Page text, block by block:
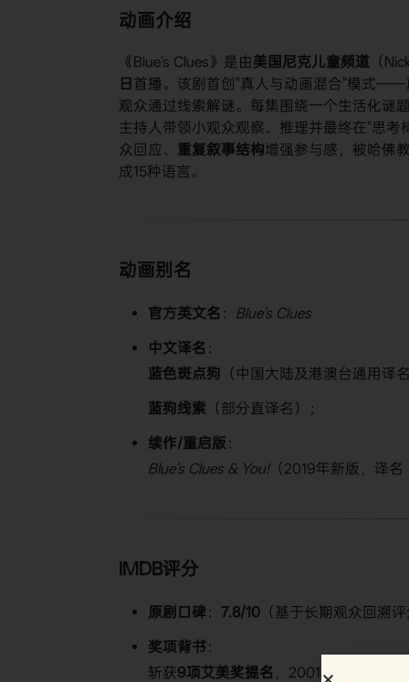
​动画介绍​
《Blue's Clues》是由​​美国尼克儿童频道​ （
日​ 首播。该剧首创"真人与动画混合"模式——
观众通过线索解谜。每集围绕一个生活化谜
主持人带领小观众观察、推理并最终在"思
众回应、​ ​重复叙事结构​增强参与感，被哈佛
成15种语言。
​动画别名​
​官方英文名​ ​： Blue's Clues
​中文译名​ ​：
​蓝色斑点狗​ （中国大陆及港澳台通用译
​蓝狗线索​ ​（部分直译名）；
​续作/重启版​ ​：
Blue's Clues & You!（2019年新版，译
​IMDB评分​
​原剧口碑​​：​ ​7.8/10​ （基于长期观众回溯
​奖项背书​​：
斩获​​9项艾美奖提名​ ，2001年皮博迪奖"